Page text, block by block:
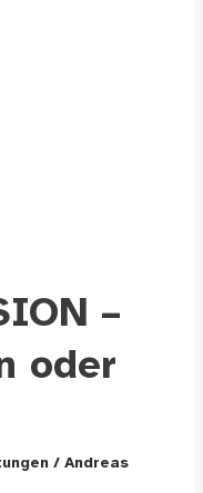
–
oder
/Andreas